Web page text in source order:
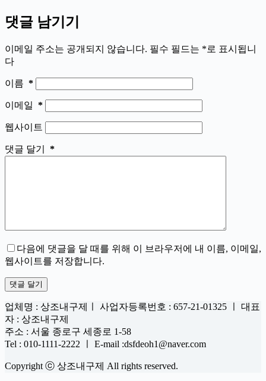
댓글 남기기
이메일 주소는 공개되지 않습니다. 필수 필드는 *로 표시됩니
다
이름 *
이메일 *
웹사이트
댓글 달기 *
다음에 댓글을 달 때를 위해 이 브라우저에 내 이름, 이메일,
웹사이트를 저장합니다.
댓글 달기
업체명 : 상조내구제ㅣ 사업자등록번호 : 657-21-01325 ㅣ 대표
자 : 상조내구제
주소 : 서울 종로구 세종로 1-58
Tel : 010-1111-2222 ㅣ E-mail :dsfdeoh1@naver.com
Copyright ⓒ 상조내구제 All rights reserved.